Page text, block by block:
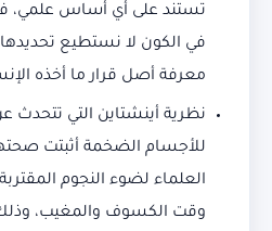
تستند على أي أساس علمي،
في الكون لا نستطيع
معرفة أصل قرار ما أخذه
نظرية أينشتاين التي
للأجسام الضخمة أثبتت
العلماء لضوء النجوم
وقت الكسوف والمغيب،